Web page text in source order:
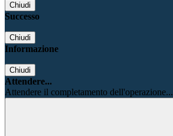
Chiudi
Successo
Chiudi
Informazione
Chiudi
Attendere...
Attendere il completamento dell'operazione...